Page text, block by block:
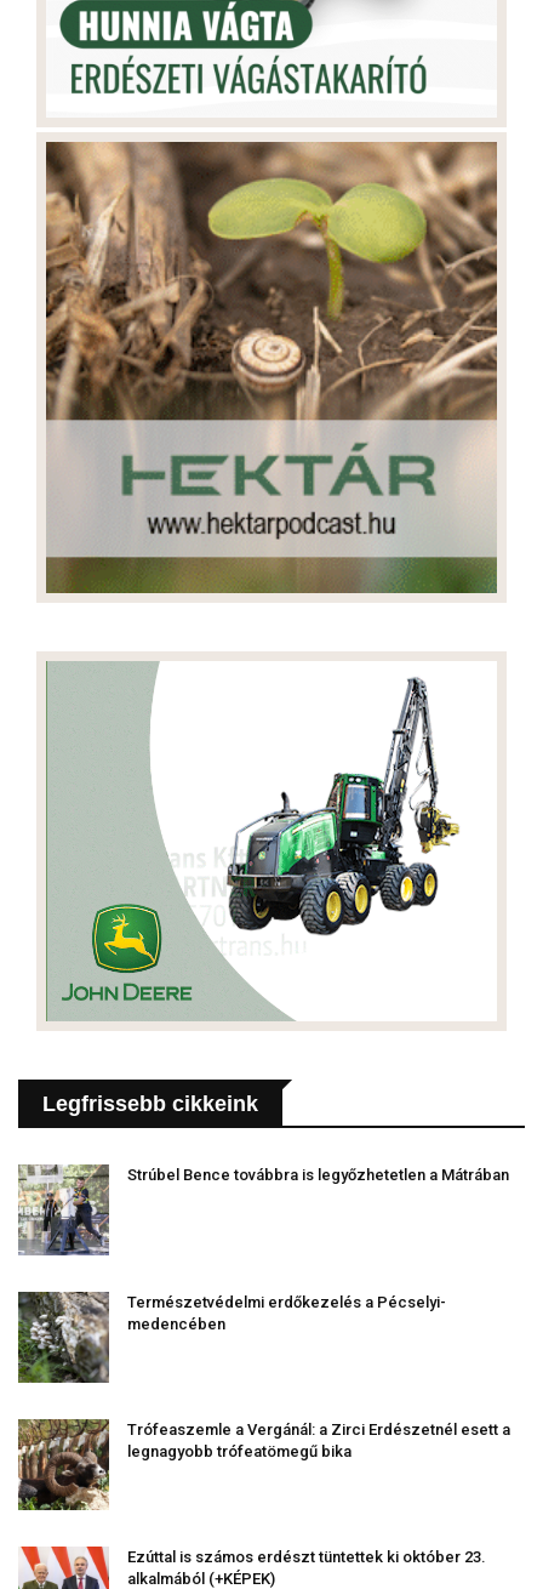
Legfrissebb cikkeink
Strúbel Bence továbbra is legyőzhetetlen a Mátrában
Természetvédelmi erdőkezelés a Pécselyi-
medencében
Trófeaszemle a Vergánál: a Zirci Erdészetnél esett a
legnagyobb trófeatömegű bika
Ezúttal is számos erdészt tüntettek ki október 23.
alkalmából (+KÉPEK)